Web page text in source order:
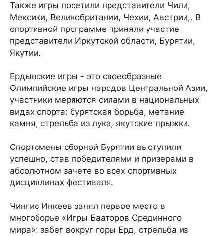
Также игры посетили представители Чили,
Мексики, Великобритании, Чехии, Австрии,. В
спортивной программе приняли участие
представители Иркутской области, Бурятии,
Якутии.
Ердынские игры - это своеобразные
Олимпийские игры народов Центральной Азии,
участники меряются силами в национальных
видах спорта: бурятская борьба, метание
камня, стрельба из лука, якутские прыжки.
Спортсмены сборной Бурятии выступили
успешно, став победителями и призерами в
абсолютном зачете во всех спортивных
дисциплинах фестиваля.
Чингис Инкеев занял первое место в
многоборье «Игры Бааторов Срединного
мира»: забег вокруг горы Ерд, стрельба из